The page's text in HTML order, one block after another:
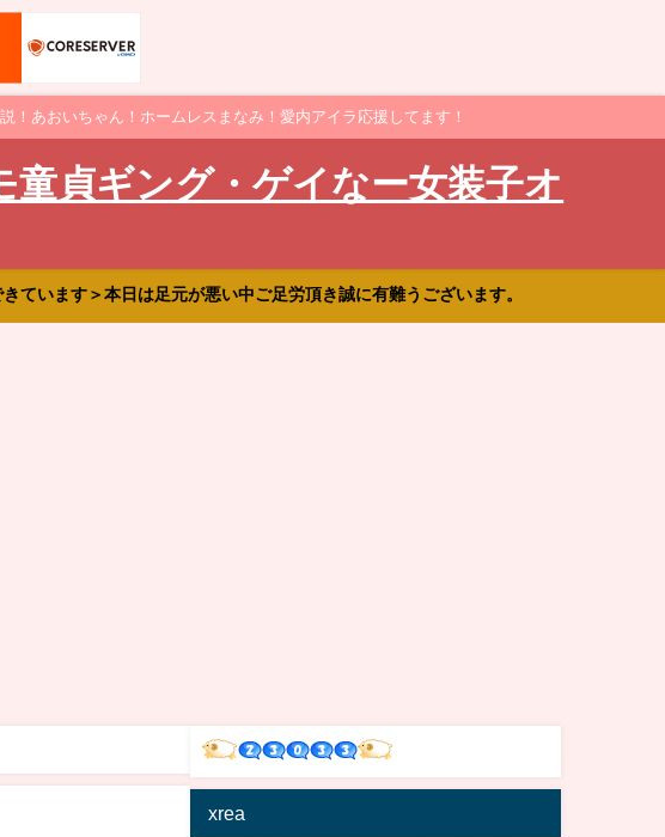
あおいちゃん！ホームレスまなみ！愛内アイラ応援してます！
貞ギング・ゲイなー女装子オ
ています＞本日は足元が悪い中ご足労頂き誠に有難うございます。
xrea